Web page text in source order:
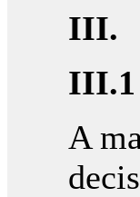
III.
III.1
A